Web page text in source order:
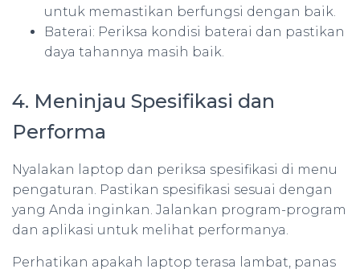
untuk memastikan berfungsi dengan baik.
Baterai: Periksa kondisi baterai dan pastikan
daya tahannya masih baik.
4. Meninjau Spesifikasi dan
Performa
Nyalakan laptop dan periksa spesifikasi di menu
pengaturan. Pastikan spesifikasi sesuai dengan
yang Anda inginkan. Jalankan program-program
dan aplikasi untuk melihat performanya.
Perhatikan apakah laptop terasa lambat, panas